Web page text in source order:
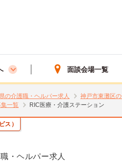
面談会場一覧
の介護職・ヘルパー求人
神戸市東灘区
一覧
RIC医療・介護ステーション
ス）
・ヘルパー求人